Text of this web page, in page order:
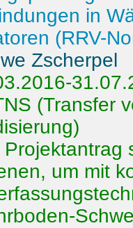
in
(RRV-
Zscherpel
(Transfer
Projektantrag
um mit